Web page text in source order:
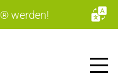
®werden!